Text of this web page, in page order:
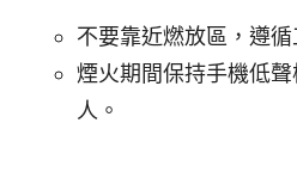
不要靠近燃放區，遵循
煙火期間保持手機低
人。